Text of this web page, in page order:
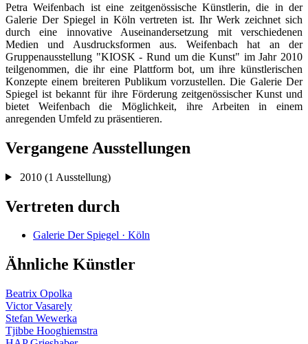
Petra Weifenbach ist eine zeitgenössische Künstlerin, die in der
Galerie Der Spiegel in Köln vertreten ist. Ihr Werk zeichnet sich
durch eine innovative Auseinandersetzung mit verschiedenen
Medien und Ausdrucksformen aus. Weifenbach hat an der
Gruppenausstellung "KIOSK - Rund um die Kunst" im Jahr 2010
teilgenommen, die ihr eine Plattform bot, um ihre künstlerischen
Konzepte einem breiteren Publikum vorzustellen. Die Galerie Der
Spiegel ist bekannt für ihre Förderung zeitgenössischer Kunst und
bietet Weifenbach die Möglichkeit, ihre Arbeiten in einem
anregenden Umfeld zu präsentieren.
Vergangene Ausstellungen
2010 (1 Ausstellung)
Vertreten durch
Galerie Der Spiegel · Köln
Ähnliche Künstler
Beatrix Opolka
Victor Vasarely
Stefan Wewerka
Tjibbe Hooghiemstra